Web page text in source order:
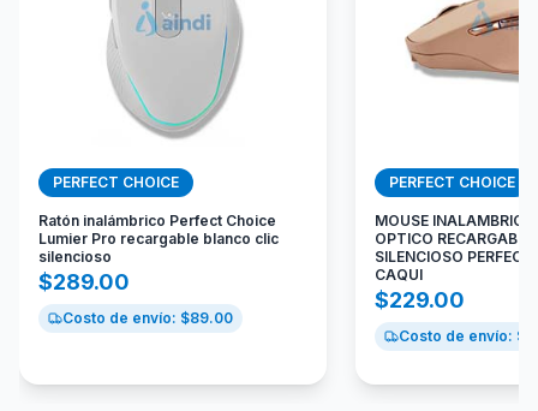
PERFECT CHOICE
Ratón inalámbrico Perfect Choice
Lumier Pro recargable blanco clic
silencioso
$289.00
Costo de envío: $89.00
PERFECT CHOICE
MOUSE
OPTICO
SILENCIOSO
CAQUI
$229.00
Costo de envío: $